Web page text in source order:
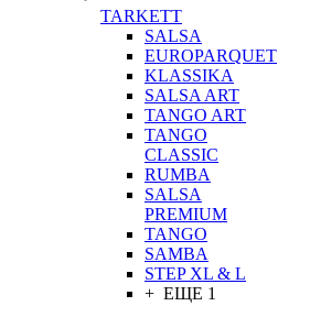
TARKETT
SALSA
EUROPARQUET
KLASSIKA
SALSA ART
TANGO ART
TANGO
CLASSIC
RUMBA
SALSA
PREMIUM
TANGO
SAMBA
STEP XL & L
+ ЕЩЕ 1